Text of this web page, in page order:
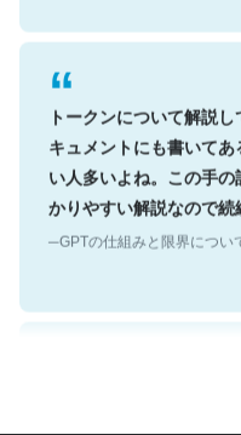
トークンについて解説
キュメントにも書いて
い人多いよね。この手
かりやすい解説なので続
─GPTの仕組みと限界につ